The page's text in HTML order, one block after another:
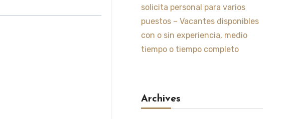
solicita personal para varios
puestos – Vacantes disponibles
con o sin experiencia, medio
tiempo o tiempo completo
Archives